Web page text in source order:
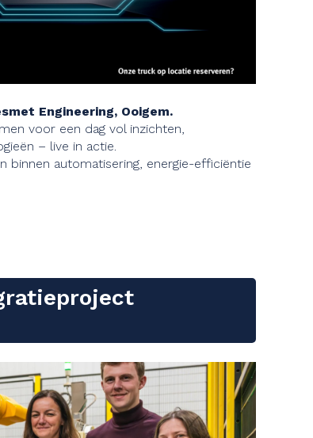
Engineering, Ooigem.
voor een dag vol inzichten,
– live in actie.
binnen automatisering, energie-efficiëntie